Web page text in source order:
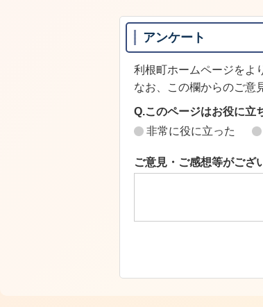
アンケート
利根町ホームページをよ
なお、この欄からのご意
Q.このページはお役に立
非常に役に立った
ご意見・ご感想等がござ